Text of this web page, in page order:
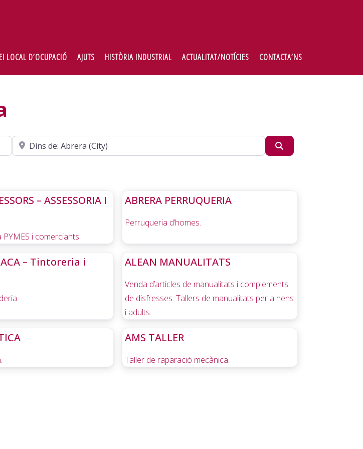
LOCAL D’OCUPACIÓ AJUTS HISTÒRIA INDUSTRIAL ACTUALITAT/NOTÍCIES CONTACTA’NS
Cerca
– ASSESSORIA I
i comerciants.
ABRERA PERRUQUERIA
Perruqueria d’homes.
– Tintoreria i
ALEAN MANUALITATS
Venda d’articles de manualitats i complements
de disfresses. Tallers de manualitats per a nens
i adults.
AMS TALLER
Taller de raparació mecànica.